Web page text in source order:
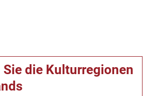
Sie die Kulturregionen